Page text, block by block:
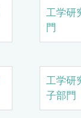
工学研
門
工学研
子部門